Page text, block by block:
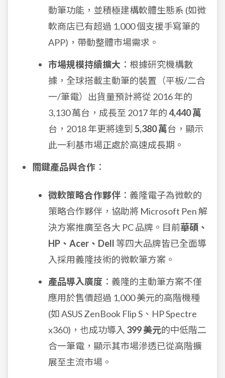
動筆功能，並積極建構軟體生態系 (如微
軟商店已有超過 1,000 個支援手寫筆的
APP)，帶動整體市場需求。
市場規模持續擴大 ：根據研究機構數
據，全球搭載主動筆的裝置（平板/二合
一/筆電）出貨量預計將從 2016 年的
3,130 萬台，成長至 2017 年的4,440 萬
台，2018 年更將達到 5,380 萬台，顯示
此一利基市場正處於高速成長期。
關鍵產品與合作 ：
微軟策略合作夥伴 ：義隆電子為微軟的
策略合作夥伴，協助將 Microsoft Pen 解
決方案推廣至各大 PC 品牌。目前華碩、
HP、Acer、Dell 等四大品牌皆已全面導
入採用義隆技術的微軟筆方案。
產品導入廣度 ：義隆的主動筆方案不僅
應用於售價超過 1,000 美元的高階機種
(如 ASUS ZenBook Flip S、HP Spectre
x360)，也成功導入 399 美元的中低階二
合一筆電，顯示其市場滲透已從高階擴
展至主流市場。